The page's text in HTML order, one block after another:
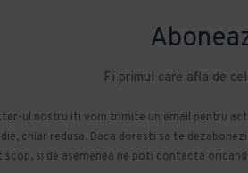
Fi primul care afla de
ul nostru iti vom trimite un email pentru
chiar redusa. Daca doresti sa te
scop, si de asemenea ne poti contacta